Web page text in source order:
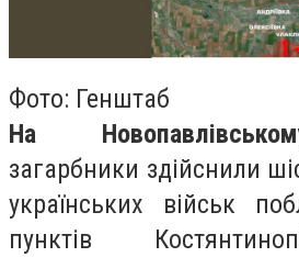
Фото: Генштаб
На
загарбники здійснили
українських військ
пунктів